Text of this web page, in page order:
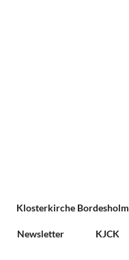
Klosterkirche Bordesholm
Newsletter KJCK